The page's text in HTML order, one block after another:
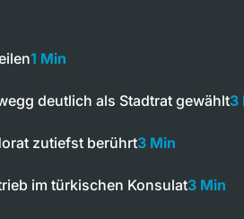
1 Min
deutlich als Stadtrat gewählt3
zutiefst berührt3 Min
im türkischen Konsulat3 Min